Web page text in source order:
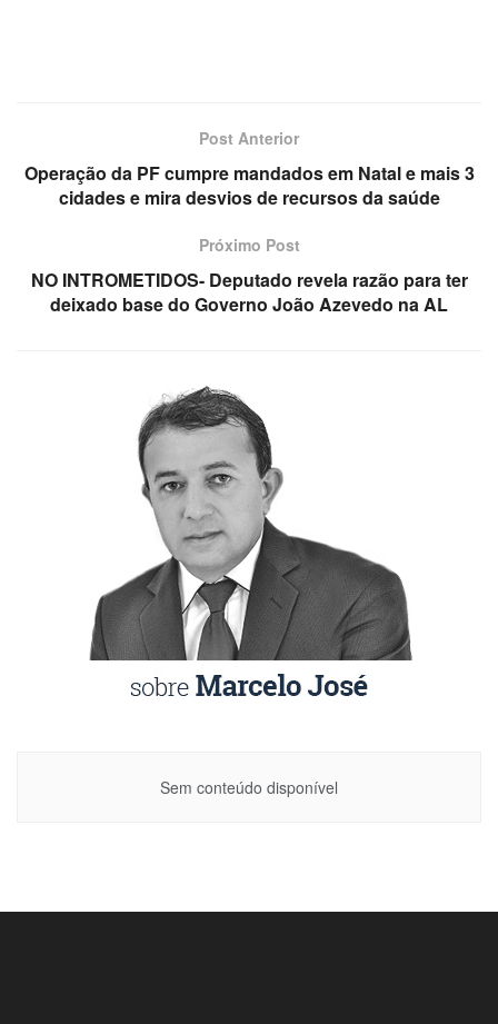
Post Anterior
Operação da PF cumpre mandados em Natal e mais 3
cidades e mira desvios de recursos da saúde
Próximo Post
NO INTROMETIDOS- Deputado revela razão para ter
deixado base do Governo João Azevedo na AL
Sem conteúdo disponível